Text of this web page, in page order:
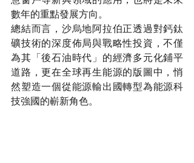
數年的重點發展方向。
總結而言，沙烏地阿拉伯正透過對鈣鈦
礦技術的深度佈局與戰略性投資，不僅
為其「後石油時代」的經濟多元化鋪平
道路，更在全球再生能源的版圖中，悄
然塑造一個從能源輸出國轉型為能源科
技強國的嶄新角色。